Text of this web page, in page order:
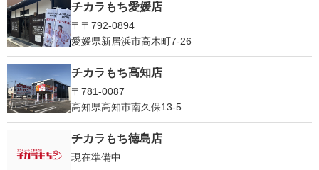
チカラもち愛媛店
〒〒792-0894
愛媛県新居浜市高木町7-26
チカラもち高知店
〒781-0087
高知県高知市南久保13-5
チカラもち徳島店
現在準備中